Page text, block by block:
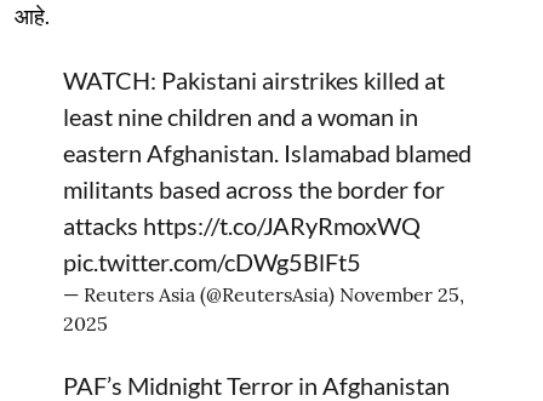
आहे.
WATCH: Pakistani airstrikes killed at
least nine children and a woman in
eastern Afghanistan. Islamabad blamed
militants based across the border for
attacks https://t.co/JARyRmoxWQ
pic.twitter.com/cDWg5BlFt5
— Reuters Asia (@ReutersAsia) November 25,
2025
PAF’s Midnight Terror in Afghanistan